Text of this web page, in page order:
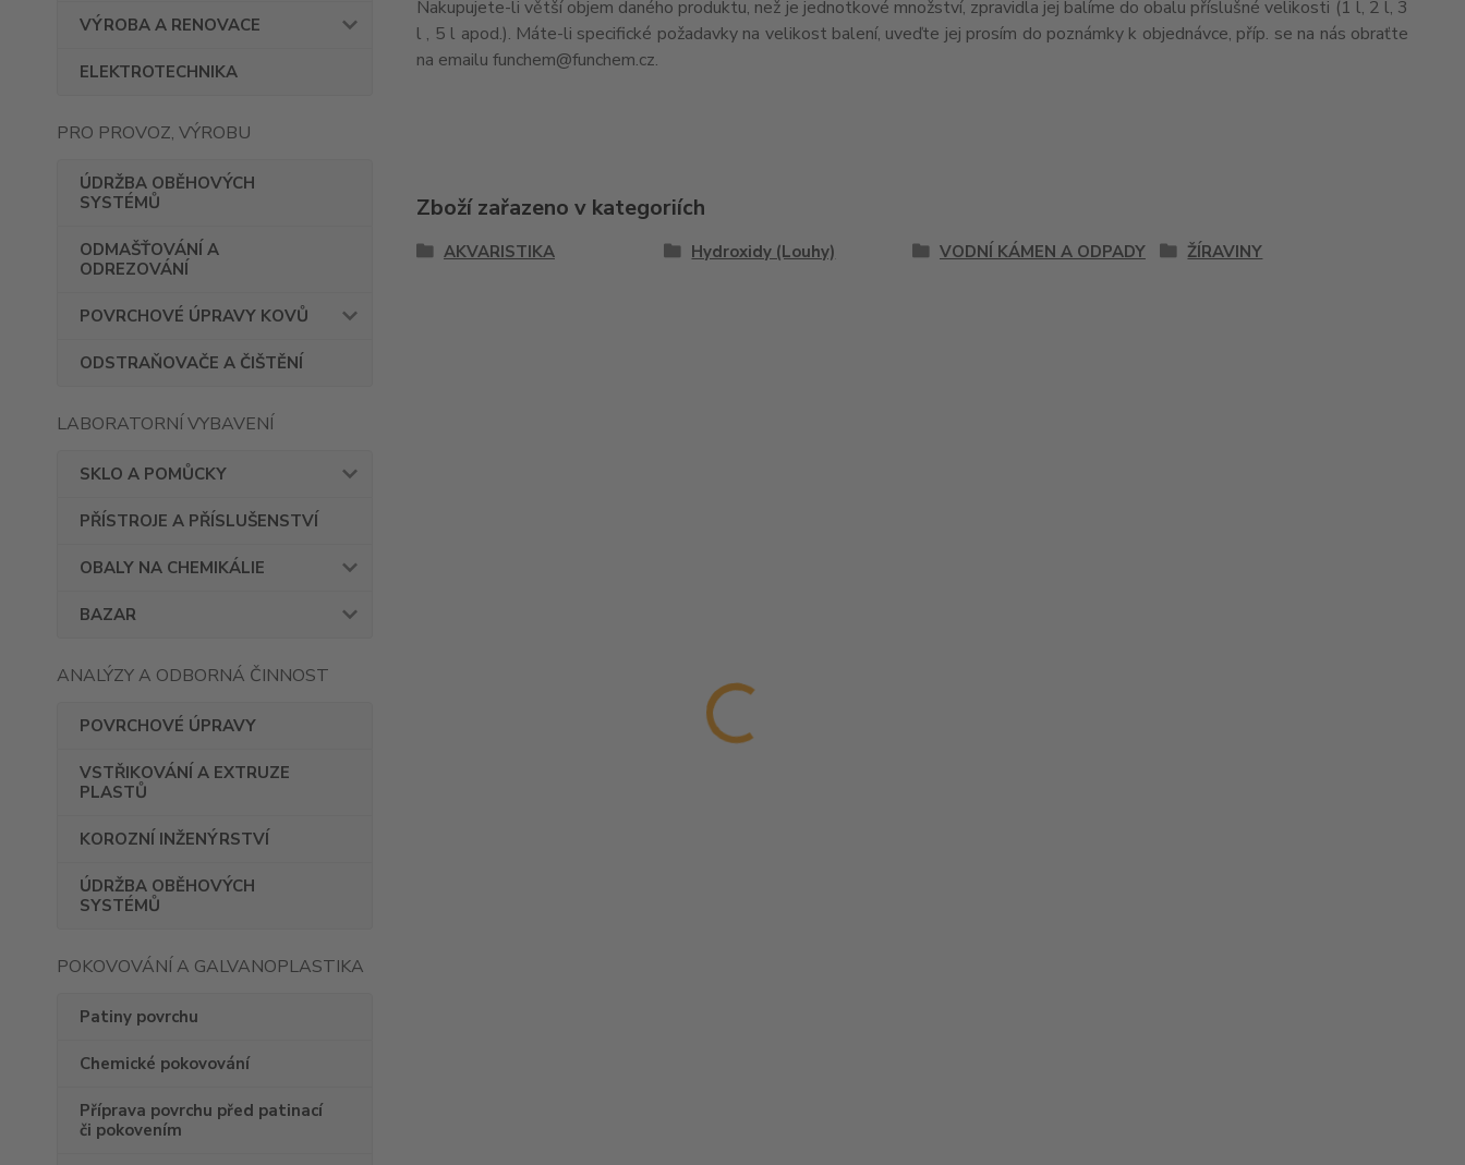
VÝROBA A RENOVACE
ELEKTROTECHNIKA
PRO PROVOZ, VÝROBU
ÚDRŽBA OBĚHOVÝCH
SYSTÉMŮ
ODMAŠŤOVÁNÍ A
ODREZOVÁNÍ
POVRCHOVÉ ÚPRAVY KOVŮ
ODSTRAŇOVAČE A ČIŠTĚNÍ
LABORATORNÍ VYBAVENÍ
SKLO A POMŮCKY
PŘÍSTROJE A PŘÍSLUŠENSTVÍ
OBALY NA CHEMIKÁLIE
BAZAR
ANALÝZY A ODBORNÁ ČINNOST
POVRCHOVÉ ÚPRAVY
VSTŘIKOVÁNÍ A EXTRUZE
PLASTŮ
KOROZNÍ INŽENÝRSTVÍ
ÚDRŽBA OBĚHOVÝCH
SYSTÉMŮ
POKOVOVÁNÍ A GALVANOPLASTIKA
Patiny povrchu
Chemické pokovování
Příprava povrchu před patinací
či pokovením
Nakupujete-li větší objem daného produktu, než je jednotkové množství, zpravidla jej balíme do obalu příslušné velikosti (1 l, 2 l, 3
l , 5 l apod.). Máte-li specifické požadavky na velikost balení, uveďte jej prosím do poznámky k objednávce, příp. se na nás obraťte
na emailu funchem@funchem.cz.
Zboží zařazeno v kategoriích
AKVARISTIKA Hydroxidy (Louhy) VODNÍ KÁMEN A ODPADY ŽÍRAVINY